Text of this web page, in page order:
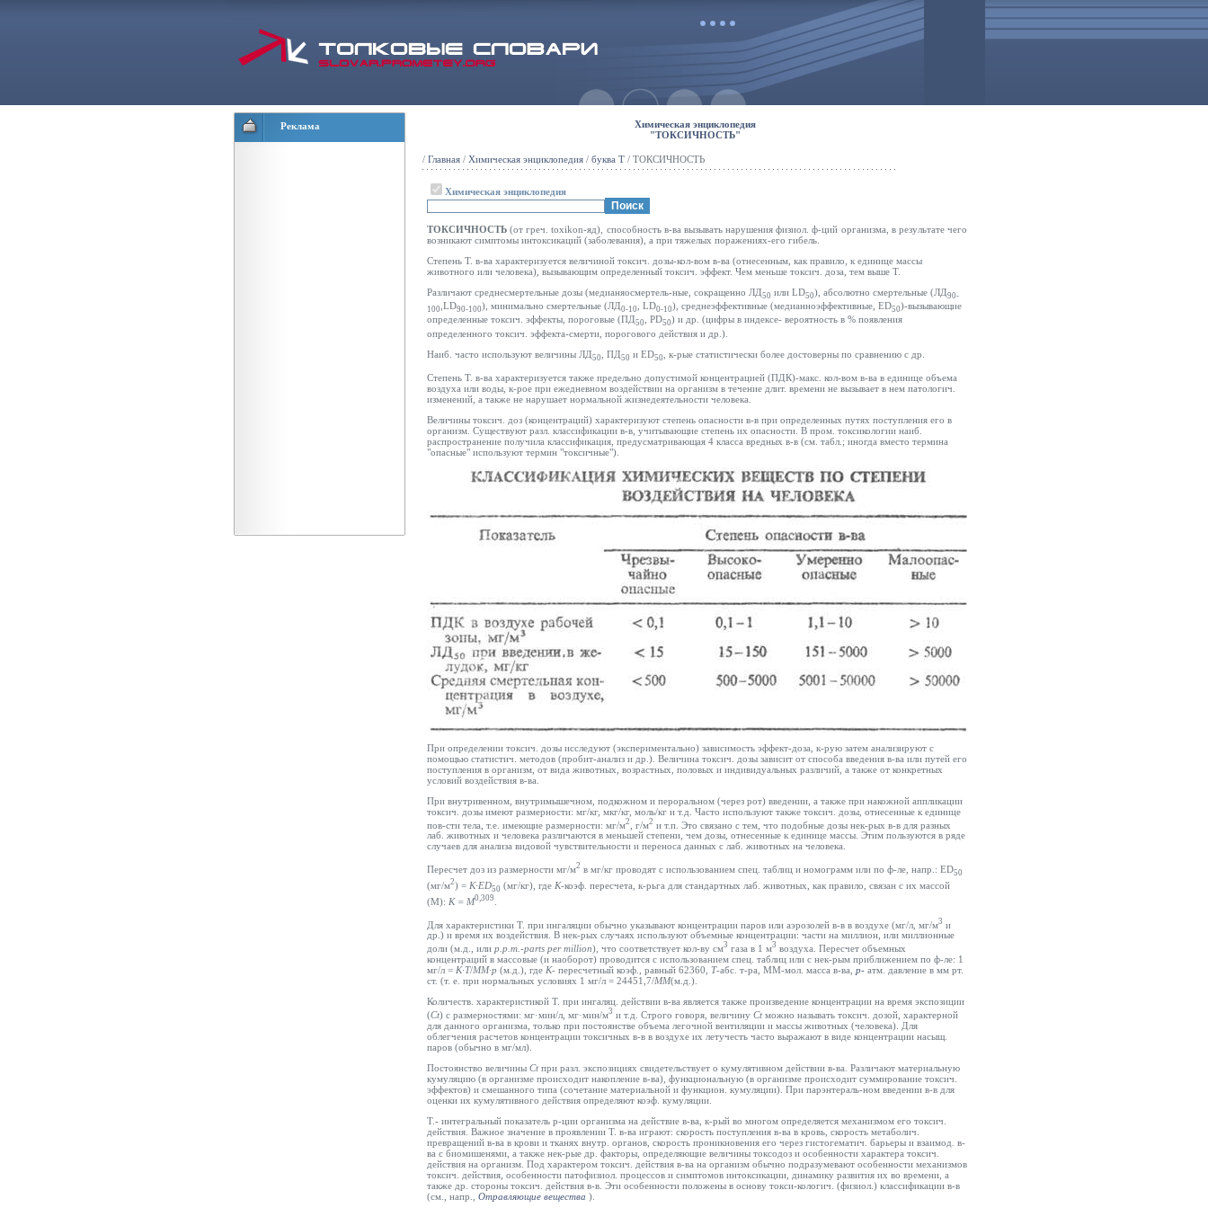
Реклама
Химическая энциклопедия
"ТОКСИЧНОСТЬ"
/ Главная / Химическая энциклопедия / буква Т / ТОКСИЧНОСТЬ
Химическая энциклопедия
ТОКСИЧНОСТЬ (от греч. toxikon-яд), способность в-ва вызывать нарушения физиол. ф-ций организма, в результате чего
возникают симптомы интоксикаций (заболевания), а при тяжелых поражениях-его гибель.
Степень Т. в-ва характеризуется величиной токсич. дозы-кол-вом в-ва (отнесенным, как правило, к единице массы
животного или человека), вызывающим определенный токсич. эффект. Чем меньше токсич. доза, тем выше Т.
Различают среднесмертельные дозы (медианяосмертель-ные, сокращенно ЛД50 или LD50), абсолютно смертельные (ЛД90-
100 ,LD90-100), минимально смертельные (ЛД0-10 , LD0-10), среднеэффективные (медианноэффективные, ED50)-вызывающие
определенные токсич. эффекты, пороговые (ПД50 , РD50) и др. (цифры в индексе- вероятность в % появления
определенного токсич. эффекта-смерти, порогового действия и др.).
Наиб. часто используют величины ЛД50 , ПД50 и ED50 , к-рые статистически более достоверны по сравнению с др.
Степень Т. в-ва характеризуется также предельно допустимой концентрацией (ПДК)-макс. кол-вом в-ва в единице объема
воздуха или воды, к-рое при ежедневном воздействии на организм в течение длит. времени не вызывает в нем патологич.
изменений, а также не нарушает нормальной жизнедеятельности человека.
Величины токсич. доз (концентраций) характеризуют степень опасности в-в при определенных путях поступления его в
организм. Существуют разл. классификации в-в, учитывающие степень их опасности. В пром. токсикологии наиб.
распространение получила классификация, предусматривающая 4 класса вредных в-в (см. табл .; иногда вместо термина
"опасные" используют термин "токсичные").
При определении токсич. дозы исследуют (экспериментально) зависимость эффект-доза, к-рую затем анализируют с
помощью статистич. методов (пробит-анализ и др.). Величина токсич. дозы зависит от способа введения в-ва или путей его
поступления в организм, от вида животных, возрастных, половых и индивидуальных различий, а также от конкретных
условий воздействия в-ва.
При внутривенном, внутримышечном, подкожном и пероральном (через рот) введении, а также при накожной аппликации
токсич. дозы имеют размерности: мг/кг, мкг/кг, моль/кг и т.д. Часто используют также токсич. дозы, отнесенные к единице
пов-сти тела, т.е. имеющие размерности: мг/м2 , г/м2 и т.п. Это связано с тем, что подобные дозы нек-рых в-в для разных
лаб. животных и человека различаются в меньшей степени, чем дозы, отнесенные к единице массы. Этим пользуются в ряде
случаев для анализа видовой чувствительности и переноса данных с лаб. животных на человека.
Пересчет доз из размерности мг/м2 в мг/кг проводят с использованием спец. таблиц и номограмм или по ф-ле, напр.: ED50
(мг/м2) = K·ED50 (мг/кг), где К-коэф. пересчета, к-рьга для стандартных лаб. животных, как правило, связан с их массой
(М): К = М0,309
Для характеристики Т. при ингаляции обычно указывают концентрации паров или аэрозолей в-в в воздухе (мг/л, мг/м3 и
др.) и время их воздействия. В нек-рых случаях используют объемные концентрации: части на миллион, или миллионные
доли (м.д., или р.р.т. -parts per million), что соответствует кол-ву см3 газа в 1 м3 воздуха. Пересчет объемных
концентраций в массовые (и наоборот) проводится с использованием спец. таблиц или с нек-рым приближением по ф-ле: 1
мг/л = К·Т/ММ·p (м.д.), где К- пересчетный коэф., равный 62360, T-абс. т-ра, ММ-мол. масса в-ва, р- атм. давление в мм рт.
ст. (т. е. при нормальных условиях 1 мг/л = 24451,7/MМ(м.д.).
Количеств. характеристикой Т. при ингаляц. действии в-ва является также произведение концентрации на время экспозиции
(Ct) с размерностями: мг·мин/л, мг·мин/м3 и т.д. Строго говоря, величину Ct можно называть токсич. дозой, характерной
для данного организма, только при постоянстве объема легочной вентиляции и массы животных (человека). Для
облегчения расчетов концентрации токсичных в-в в воздухе их летучесть часто выражают в виде концентрации насыщ.
паров (обычно в мг/мл).
Постоянство величины Ct при разл. экспозициях свидетельствует о кумулятивном действии в-ва. Различают материальную
кумуляцию (в организме происходит накопление в-ва), функциональную (в организме происходит суммирование токсич.
эффектов) и смешанного типа (сочетание материальной и функцион. кумуляции). При парэнтераль-ном введении в-в для
оценки их кумулятивного действия определяют коэф. кумуляции.
Т.- интегральный показатель р-ции организма на действие в-ва, к-рый во многом определяется механизмом его токсич.
действия. Важное значение в проявлении Т. в-ва играют: скорость поступления в-ва в кровь, скорость метаболич.
превращений в-ва в крови и тканях внутр. органов, скорость проникновения его через гистогематич. барьеры и взаимод. в-
ва с биомишенями, а также нек-рые др. факторы, определяющие величины токсодоз и особенности характера токсич.
действия на организм. Под характером токсич. действия в-ва на организм обычно подразумевают особенности механизмов
токсич. действия, особенности патофизиол. процессов и симптомов интоксикации, динамику развития их во времени, а
также др. стороны токсич. действия в-в. Эти особенности положены в основу токси-кологич. (физиол.) классификации в-в
(см., напр Отравляющие вещества ).